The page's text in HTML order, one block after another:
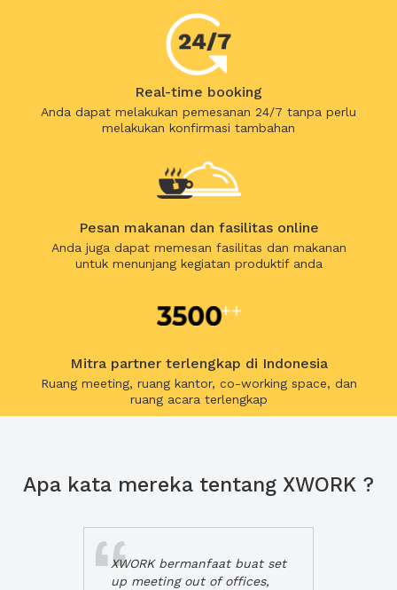
Real-time booking
Anda dapat melakukan pemesanan 24/7 tanpa perlu
melakukan konfirmasi tambahan
Pesan makanan dan fasilitas online
Anda juga dapat memesan fasilitas dan makanan
untuk menunjang kegiatan produktif anda
Mitra partner terlengkap di Indonesia
Ruang meeting, ruang kantor, co-working space, dan
ruang acara terlengkap
Apa kata mereka tentang XWORK ?
XWORK bermanfaat buat set
up meeting out of offices,